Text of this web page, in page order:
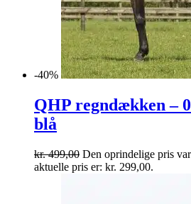
-40%
QHP regndækken –
blå
kr.499,00 Den oprindelige pris
aktuelle pris er: kr. 299,00.